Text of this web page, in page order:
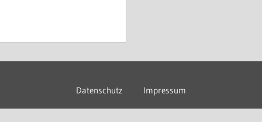
Datenschutz Impressum